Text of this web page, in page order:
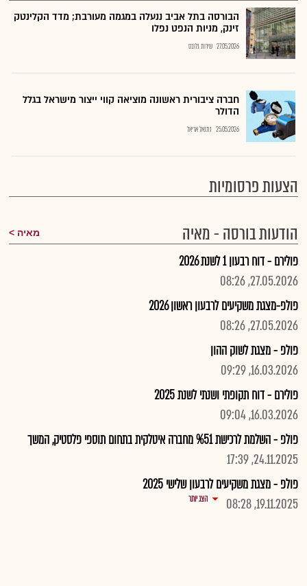
הבורסה בתל אביב ננעלה במגמה מעורבת; מדד הקלינטק
זינק, מניות הנפט נפלו
27.05.2026 שירות גלובס
חברה ציבורית ראשונה מוציאה קווי ייצור מישראל בגלל
הדולר
25.05.2026 נתנאל אריאל
הצעות פרסומיות
הודעות בורסה - מאיה
מאיה
פולירם - דוח רבעון 1 לשנת 2026
27.05.2026, 08:26
פולפ-מצגת משקיעים לרבעון ראשון 2026
27.05.2026, 08:26
פולפ - מצגת לשוק ההון
16.03.2026, 09:29
פולירם - דוח תקופתי ושנתי לשנת 2025
16.03.2026, 09:04
פולפ - השלמת לרכישת %51 מחברה איטלקית בתחום תוספי פלסטיק, המשך
24.11.2025, 17:39
פולפ - מצגת משקיעים לרבעון שלישי 2025
19.11.2025, 08:28
הצג יותר